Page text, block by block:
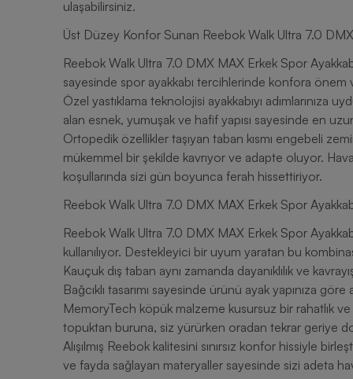
ulaşabilirsiniz.
Üst Düzey Konfor Sunan Reebok Walk Ultra 7.0
Reebok Walk Ultra 7.0 DMX MAX Erkek Spor
sayesinde spor ayakkabı tercihlerinde konfora önem
Özel yastıklama teknolojisi ayakkabıyı adımlarınıza
alan esnek, yumuşak ve hafif yapısı sayesinde en
Ortopedik özellikler taşıyan taban kısmı engebeli
mükemmel bir şekilde kavrıyor ve adapte oluyor.
koşullarında sizi gün boyunca ferah hissettiriyor.
Reebok Walk Ultra 7.0 DMX MAX Erkek Spor
Reebok Walk Ultra 7.0 DMX MAX Erkek Spor
kullanılıyor. Destekleyici bir uyum yaratan bu
Kauçuk dış taban aynı zamanda dayanıklılık ve
Bağcıklı tasarımı sayesinde ürünü ayak yapınıza
MemoryTech köpük malzeme kusursuz bir rahatlık ve
topuktan buruna, siz yürürken oradan tekrar geriye
Alışılmış Reebok kalitesini sınırsız konfor hissiyle
ve fayda sağlayan materyaller sayesinde sizi adeta